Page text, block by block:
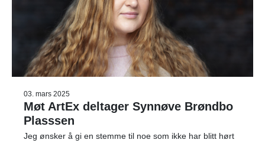
03. mars 2025
Møt ArtEx deltager Synnøve Brøndbo
Plasssen
Jeg ønsker å gi en stemme til noe som ikke har blitt hørt